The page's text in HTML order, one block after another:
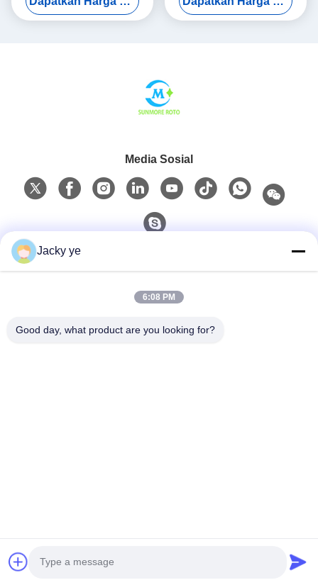
Media Sosial
2026 Changzhou SunMore Rotomolding Technology Co., ltd
Semua hak dilindungi.
Jacky ye
6:08 PM
Good day, what product are you looking for?